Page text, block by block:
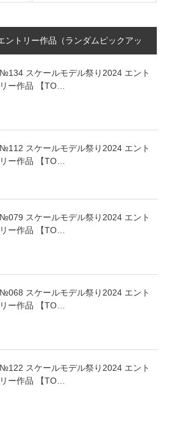
ントリー作品（ランダムピックアッ
№134 スケールモデル祭り2024 エント
リー作品 【TO…
№112 スケールモデル祭り2024 エント
リー作品 【TO…
№079 スケールモデル祭り2024 エント
リー作品 【TO…
№068 スケールモデル祭り2024 エント
リー作品 【TO…
№122 スケールモデル祭り2024 エント
リー作品 【TO…